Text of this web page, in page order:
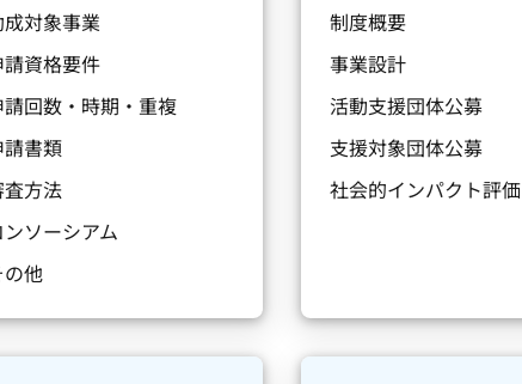
対象事業
請資格要件
請回数・時期・重複
請書類
方法
ンソーシアム
の他
制度概要
事業設計
活動支援団体公募
支援対象団体公募
社会的インパクト評価